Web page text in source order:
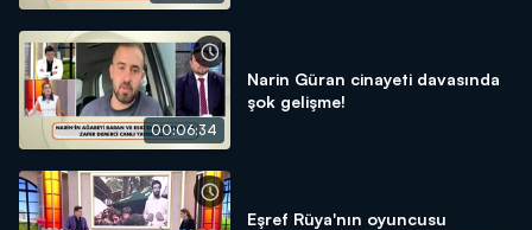
00:06:34
Narin Güran cinayeti davasında
şok gelişme!
Eşref Rüya'nın oyuncusu